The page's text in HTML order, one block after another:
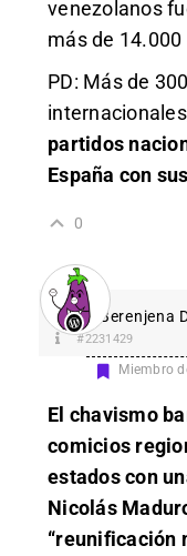
venezolanos
más de
PD: Más de
partidos
España con
0
Berenjena
#2231429
Miembro
El chavismo
comicios
estados con
Nicolás
“reunificación